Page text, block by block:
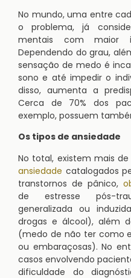
No mundo, uma entre
o problema, já
mentais com maior
Dependendo do grau,
sensação de medo é
sono e até impedir o
disso, aumenta a
Cerca de 70% dos
exemplo, possuem
Os tipos de ansiedade
No total, existem mais
ansiedade catalogados
transtornos de pânico,
de estresse pós-
generalizada ou
drogas e álcool), além
(medo de não ter como
ou embaraçosas). No
casos envolvendo
dificuldade do